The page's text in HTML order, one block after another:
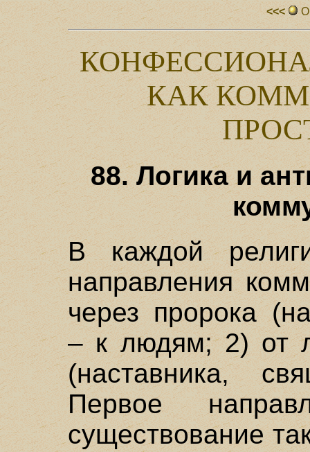
<<<
КАК
88. Логика и
В каждой
направления
через пророка
– к людям; 2) от
(наставника,
Первое
существование